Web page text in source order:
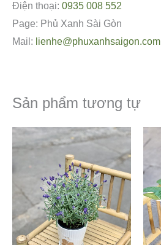
Điện thoại: 0935 008 552
Page: Phủ Xanh Sài Gòn
Mail: lienhe@phuxanhsaigon.com
Sản phẩm tương tự